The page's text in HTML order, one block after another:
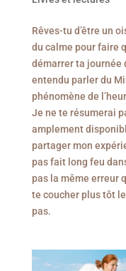
Rêves-tu d’être un
du calme pour faire
démarrer ta journée
entendu parler du
phénomène de
Je ne te résumerai
amplement
partager mon
pas fait long feu
pas la même erreur
te coucher plus tôt
pas.